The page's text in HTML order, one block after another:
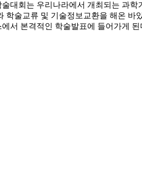
대회는 우리나라에서 개최되는 과
술교류 및 기술정보교환을 해온 바
서 본격적인 학술발표에 들어가게